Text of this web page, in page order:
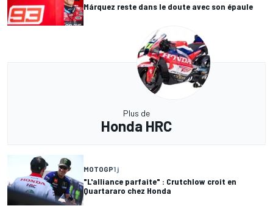
Márquez reste dans le doute avec son épaule
Plus de
Honda HRC
MOTOGP1 j
"L'alliance parfaite" : Crutchlow croit en
Quartararo chez Honda